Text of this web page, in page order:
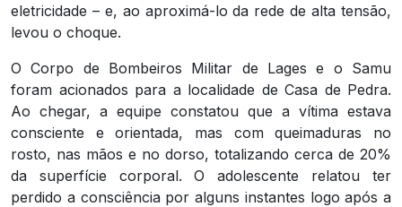
eletricidade – e, ao aproximá-lo da rede de alta tensão,
levou o choque.
O Corpo de Bombeiros Militar de Lages e o Samu
foram acionados para a localidade de Casa de Pedra.
Ao chegar, a equipe constatou que a vítima estava
consciente e orientada, mas com queimaduras no
rosto, nas mãos e no dorso, totalizando cerca de 20%
da superfície corporal. O adolescente relatou ter
perdido a consciência por alguns instantes logo após a